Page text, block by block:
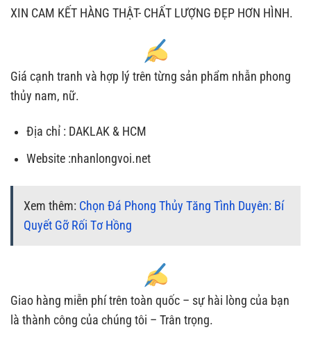
XIN CAM KẾT HÀNG THẬT- CHẤT LƯỢNG ĐẸP HƠN HÌNH.
Giá cạnh tranh và hợp lý trên từng sản phẩm nhẫn phong
thủy nam, nữ.
Địa chỉ : DAKLAK & HCM
Website :nhanlongvoi.net
Xem thêm: Chọn Đá Phong Thủy Tăng Tình Duyên: Bí
Quyết Gỡ Rối Tơ Hồng
Giao hàng miễn phí trên toàn quốc – sự hài lòng của bạn
là thành công của chúng tôi – Trân trọng.